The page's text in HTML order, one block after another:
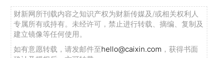
财新网所刊载内容之知识产权为财新传媒及/或相关权利人
专属所有或持有。未经许可，禁止进行转载、摘编、复制及
建立镜像等任何使用。
如有意愿转载，请发邮件至hello@caixin.com ，获得书面